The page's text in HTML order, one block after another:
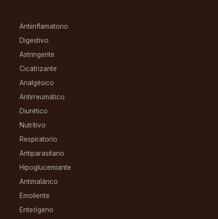
Antiinflamatorio
Digestivo
Astringente
Cicatrizante
Analgésico
Antirreumático
Diurético
Nutritivo
Respiratorio
Antiparasitario
Hipoglucemiante
Antimalárico
Emoliente
Enteógeno